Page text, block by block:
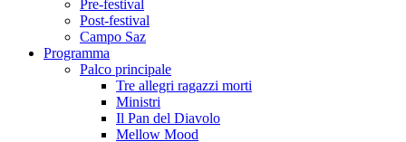
Pre-festival
Post-festival
Campo Saz
Programma
Palco principale
Tre allegri ragazzi morti
Ministri
Il Pan del Diavolo
Mellow Mood